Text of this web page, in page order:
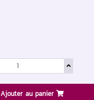
Ajouter au panier